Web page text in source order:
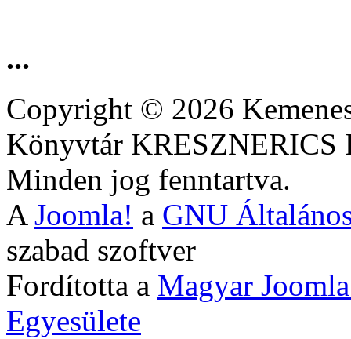
...
Copyright © 2026
Könyvtár
Minden jog fenntartva.
A Joomla! a GNU
szabad szoftver
Fordította a Magyar
Egyesülete